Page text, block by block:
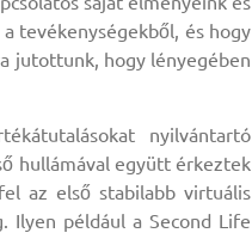
tevékenységekből, és hogy
jutottunk, hogy lényegében
nyilvántartó
hullámával együtt érkeztek
az első stabilabb virtuális
Ilyen például a Second Life